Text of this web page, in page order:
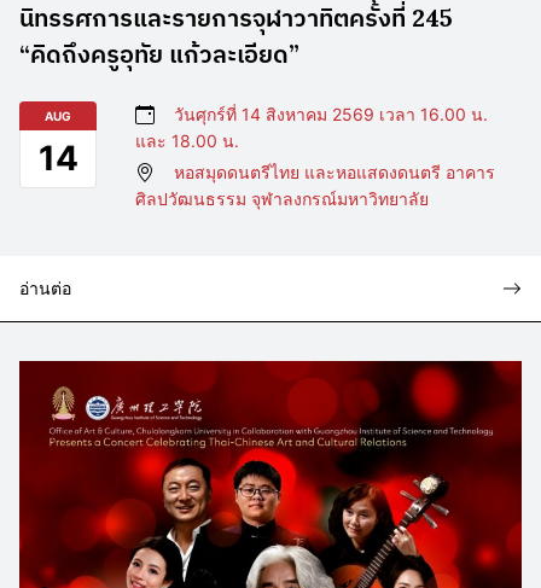
นิทรรศการและรายการจุฬาวาทิตครั้งที่ 245
“คิดถึงครูอุทัย แก้วละเอียด”
AUG
14
วันศุกร์ที่ 14 สิงหาคม 2569 เวลา 16.00 น.
และ 18.00 น.
หอสมุดดนตรีไทย และหอแสดงดนตรี อาคาร
ศิลปวัฒนธรรม จุฬาลงกรณ์มหาวิทยาลัย
อ่านต่อ